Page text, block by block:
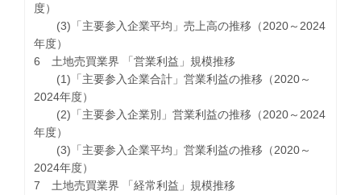
度）
(3)「主要参入企業平均」売上高の推移（2020～2024
年度）
6 土地売買業界 「営業利益」規模推移
(1)「主要参入企業合計」営業利益の推移（2020～
2024年度）
(2)「主要参入企業別」営業利益の推移（2020～2024
年度）
(3)「主要参入企業平均」営業利益の推移（2020～
2024年度）
7 土地売買業界 「経常利益」規模推移